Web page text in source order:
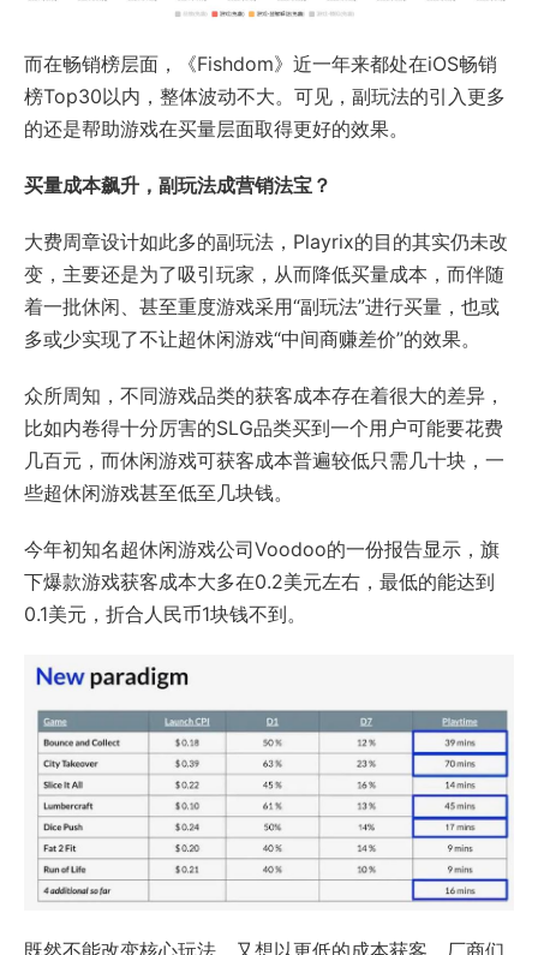
而在畅销榜层面，《Fishdom》近一年来都处在iOS畅销
榜Top30以内，整体波动不大。可见，副玩法的引入更多
的还是帮助游戏在买量层面取得更好的效果。
买量成本飙升，副玩法成营销法宝？
大费周章设计如此多的副玩法，Playrix的目的其实仍未改
变，主要还是为了吸引玩家，从而降低买量成本，而伴随
着一批休闲、甚至重度游戏采用“副玩法”进行买量，也或
多或少实现了不让超休闲游戏“中间商赚差价”的效果。
众所周知，不同游戏品类的获客成本存在着很大的差异，
比如内卷得十分厉害的SLG品类买到一个用户可能要花费
几百元，而休闲游戏可获客成本普遍较低只需几十块，一
些超休闲游戏甚至低至几块钱。
今年初知名超休闲游戏公司Voodoo的一份报告显示，旗
下爆款游戏获客成本大多在0.2美元左右，最低的能达到
0.1美元，折合人民币1块钱不到。